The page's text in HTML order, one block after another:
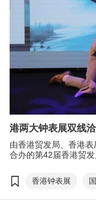
港两大钟表展双线
由香港贸发局、香港
合办的第42届香港贸
模式开创商机。
香港钟表展
展览+